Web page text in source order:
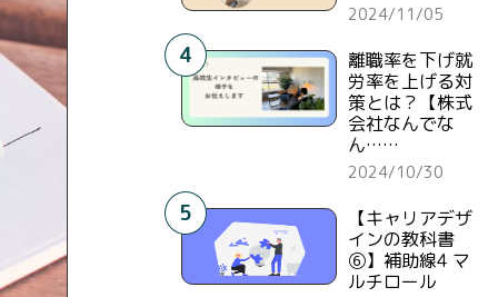
2024/11/05
4
離職率を下げ就
労率を上げる対
策とは？【株式
会社なんでな
ん……
2024/10/30
5
【キャリアデザ
インの教科書
⑥】補助線4 マ
ルチロール